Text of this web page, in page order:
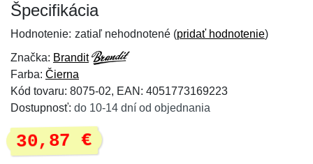
Špecifikácia
Hodnotenie: zatiaľ nehodnotené (pridať hodnotenie)
Značka: Brandit
Farba: Čierna
Kód tovaru: 8075-02, EAN: 4051773169223
Dostupnosť: do 10-14 dní od objednania
30,87 €